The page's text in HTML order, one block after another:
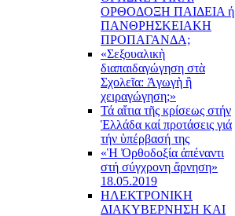
ΟΡΘΟΔΟΞΗ ΠΑΙΔΕΙΑ ή
ΠΑΝΘΡΗΣΚΕΙΑΚΗ
ΠΡΟΠΑΓΑΝΔΑ;
«Σεξουαλικὴ
διαπαιδαγώγηση στὰ
Σχολεῖα: Ἀγωγὴ ἢ
χειραγώγηση;»
Τά αἴτια τῆς κρίσεως στήν
Ἑλλάδα καί προτάσεις γιά
τήν ὑπέρβασή της
«Ἡ Ὀρθοδοξία ἀπέναντι
στή σύγχρονη ἄρνηση»
18.05.2019
ΗΛΕΚΤΡΟΝΙΚΗ
ΔΙΑΚΥΒΕΡΝΗΣΗ ΚΑΙ